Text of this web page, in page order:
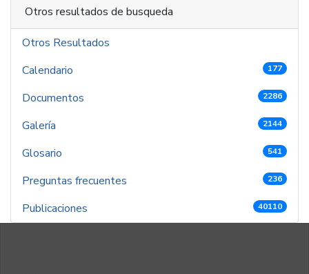
Otros resultados de busqueda
Otros Resultados
Calendario
177
Documentos 2286
Galería 2144
Glosario 541
Preguntas frecuentes 236
Publicaciones 40110